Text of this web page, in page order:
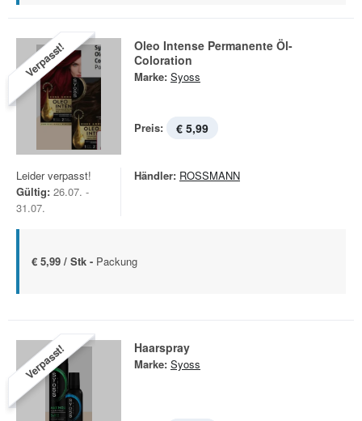
Verpasst!
Oleo Intense Permanente Öl-
Coloration
Marke: Syoss
Preis: € 5,99
Leider verpasst!
Gültig: 26.07. -
31.07.
Händler: ROSSMANN
€ 5,99 / Stk - Packung
Verpasst! Haarspray
Marke: Syoss